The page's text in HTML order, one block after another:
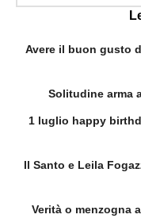
Avere il buon gusto
Solitudine arma
1 luglio happy
Il Santo e Leila
Verità o menzogna